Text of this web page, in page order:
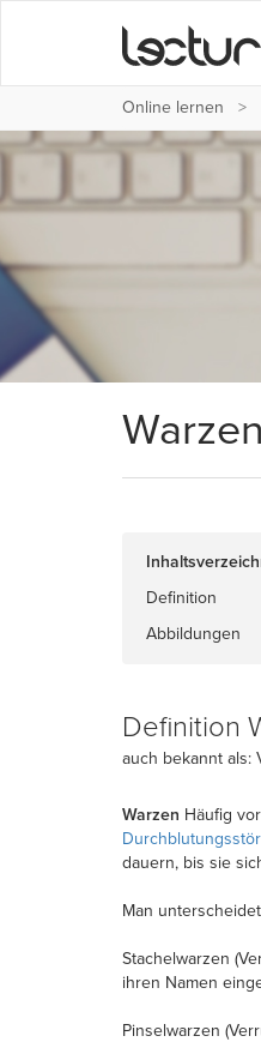
Online lernen
Warzen
Definition
Abbildungen
Definition
auch bekannt als:
Warzen Häufig
dauern, bis sie
Man
Stachelwarzen
ihren Namen
Pinselwarzen